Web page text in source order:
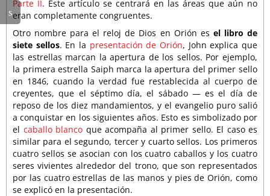
Parte II. Este artículo se centrará en las áreas que aún no
eran completamente congruentes.
Otro nombre para el reloj de Dios en Orión es el libro de
siete sellos. En la presentación de Orión, John explica que
las estrellas marcan la apertura de los sellos. Por ejemplo,
la primera estrella Saiph marca la apertura del primer sello
en 1846, cuando la verdad fue restablecida al cuerpo de
creyentes, que el séptimo día, el sábado — es el día de
reposo de los diez mandamientos, y el evangelio puro salió
a conquistar en los siguientes años. Esto es simbolizado por
el caballo blanco que acompaña al primer sello. El caso es
similar para el segundo, tercer y cuarto sellos. Los primeros
cuatro sellos se asocian con los cuatro caballos y los cuatro
seres vivientes alrededor del trono, que son representados
por las cuatro estrellas de las manos y pies de Orión, como
se explicó en la presentación.